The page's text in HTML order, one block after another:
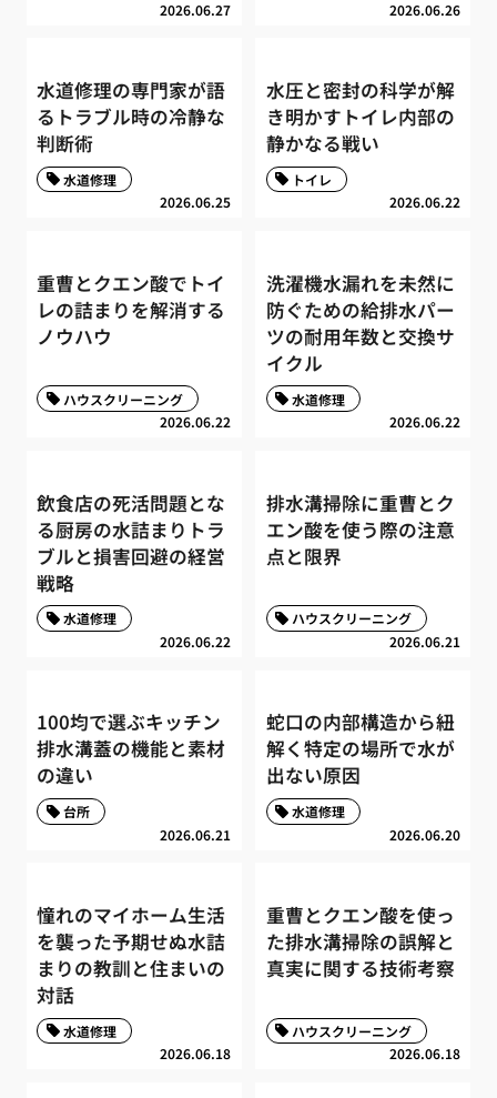
2026.06.27 2026.06.26
水道修理の専門家が語
るトラブル時の冷静な
判断術
2026.06.25
水道修理
水圧と密封の科学が解
き明かすトイレ内部の
静かなる戦い
2026.06.22
トイレ
重曹とクエン酸でトイ
レの詰まりを解消する
ノウハウ
2026.06.22
ハウスクリーニング
洗濯機水漏れを未然に
防ぐための給排水パー
ツの耐用年数と交換サ
イクル
2026.06.22
水道修理
飲食店の死活問題とな
る厨房の水詰まりトラ
ブルと損害回避の経営
戦略
2026.06.22
水道修理
排水溝掃除に重曹とク
エン酸を使う際の注意
点と限界
2026.06.21
ハウスクリーニング
100均で選ぶキッチン
排水溝蓋の機能と素材
の違い
2026.06.21
台所
蛇口の内部構造から紐
解く特定の場所で水が
出ない原因
2026.06.20
水道修理
憧れのマイホーム生活
を襲った予期せぬ水詰
まりの教訓と住まいの
対話
2026.06.18
水道修理
重曹とクエン酸を使っ
た排水溝掃除の誤解と
真実に関する技術考察
2026.06.18
ハウスクリーニング